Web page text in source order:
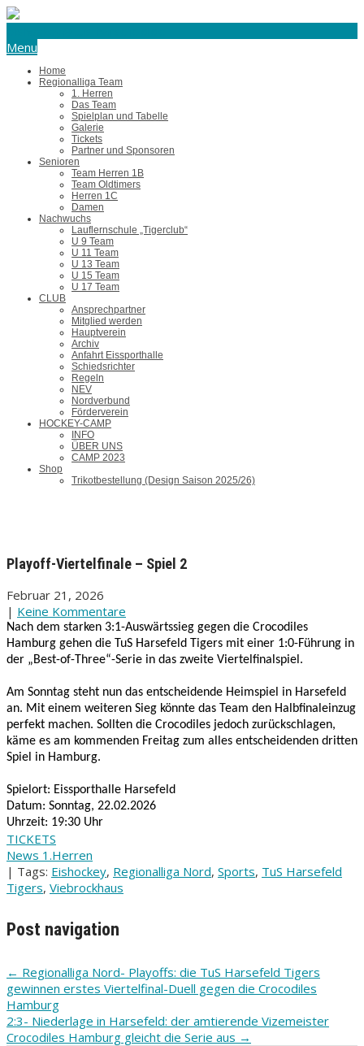
Menu
Home
Regionalliga Team
1. Herren
Das Team
Spielplan und Tabelle
Galerie
Tickets
Partner und Sponsoren
Senioren
Team Herren 1B
Team Oldtimers
Herren 1C
Damen
Nachwuchs
Lauflernschule „Tigerclub“
U 9 Team
U 11 Team
U 13 Team
U 15 Team
U 17 Team
CLUB
Ansprechpartner
Mitglied werden
Hauptverein
Archiv
Anfahrt Eissporthalle
Schiedsrichter
Regeln
NEV
Nordverbund
Förderverein
HOCKEY-CAMP
INFO
ÜBER UNS
CAMP 2023
Shop
Trikotbestellung (Design Saison 2025/26)
Playoff-Viertelfinale – Spiel 2
Februar 21, 2026
| Keine Kommentare
Nach dem starken 3:1-Auswärtssieg gegen die Crocodiles
Hamburg gehen die TuS Harsefeld Tigers mit einer 1:0-Führung in
der „Best-of-Three“-Serie in das zweite Viertelfinalspiel.
Am Sonntag steht nun das entscheidende Heimspiel in Harsefeld
an. Mit einem weiteren Sieg könnte das Team den Halbfinaleinzug
perfekt machen. Sollten die Crocodiles jedoch zurückschlagen,
käme es am kommenden Freitag zum alles entscheidenden dritten
Spiel in Hamburg.
Spielort: Eissporthalle Harsefeld
Datum: Sonntag, 22.02.2026
Uhrzeit: 19:30 Uhr
TICKETS
News 1.Herren
| Tags: Eishockey, Regionalliga Nord, Sports, TuS Harsefeld
Tigers, Viebrockhaus
Post navigation
← Regionalliga Nord- Playoffs: die TuS Harsefeld Tigers
gewinnen erstes Viertelfinal-Duell gegen die Crocodiles
Hamburg
2:3- Niederlage in Harsefeld: der amtierende Vizemeister
Crocodiles Hamburg gleicht die Serie aus →